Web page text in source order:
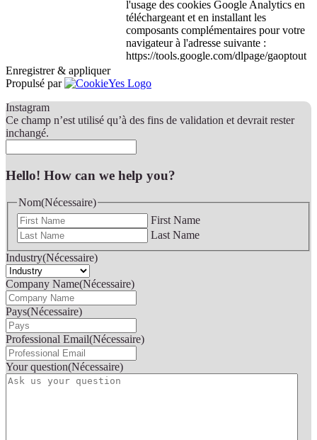
l'usage des cookies Google Analytics en
téléchargeant et en installant les
composants complémentaires pour votre
navigateur à l'adresse suivante :
https://tools.google.com/dlpage/gaoptout
Enregistrer & appliquer
Propulsé par
Instagram
Ce champ n’est utilisé qu’à des fins de validation et devrait rester
inchangé.
Hello! How can we help you?
Nom(Nécessaire)
First Name
Last Name
Industry(Nécessaire)
Company Name(Nécessaire)
Pays(Nécessaire)
Professional Email(Nécessaire)
Your question(Nécessaire)